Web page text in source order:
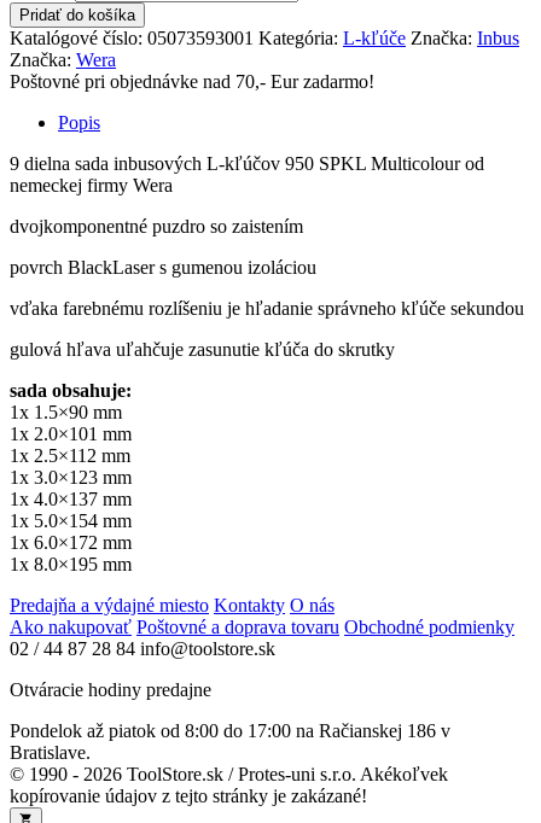
Pridať do košíka
Katalógové číslo: 05073593001 Kategória: L-kľúče Značka: Inbus
Značka: Wera
Poštovné pri objednávke nad 70,- Eur zadarmo!
Popis
9 dielna sada inbusových L-kľúčov 950 SPKL Multicolour od
nemeckej firmy Wera
dvojkomponentné puzdro so zaistením
povrch BlackLaser s gumenou izoláciou
vďaka farebnému rozlíšeniu je hľadanie správneho kľúče sekundou
gulová hľava uľahčuje zasunutie kľúča do skrutky
sada obsahuje:
1x 1.5×90 mm
1x 2.0×101 mm
1x 2.5×112 mm
1x 3.0×123 mm
1x 4.0×137 mm
1x 5.0×154 mm
1x 6.0×172 mm
1x 8.0×195 mm
Predajňa a výdajné miesto Kontakty O nás
Ako nakupovať Poštovné a doprava tovaru Obchodné podmienky
02 / 44 87 28 84 info@toolstore.sk
Otváracie hodiny predajne
Pondelok až piatok od 8:00 do 17:00 na Račianskej 186 v
Bratislave.
© 1990 - 2026 ToolStore.sk / Protes-uni s.r.o. Akékoľvek
kopírovanie údajov z tejto stránky je zakázané!